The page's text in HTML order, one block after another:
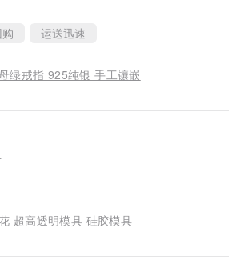
运送迅速
绿戒指 925纯银 手工镶嵌
超高透明模具 硅胶模具